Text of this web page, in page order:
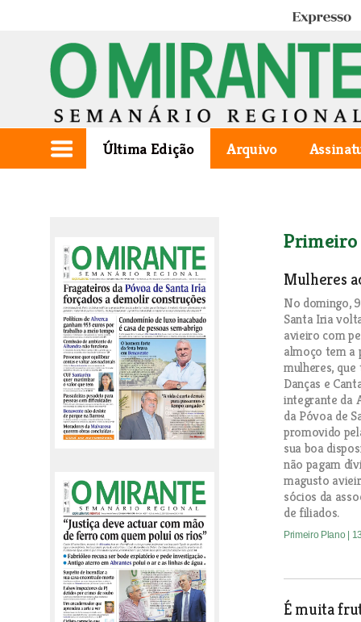
Expresso
Última Edição Arquivo
Primeiro
Mulheres
No domingo,
Santa Iria
avieiro com
almoço tem a
mulheres,
Danças e
integrante da
da Póvoa de
promovido
sua boa
não pagam
magusto
sócios da
de filiados.
Primeiro Plano |
É muita